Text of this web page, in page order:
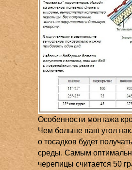
Особенности монтажа
Чем больше ваш угол
о тосадков будет
среды. Самым
черепицы считается 50